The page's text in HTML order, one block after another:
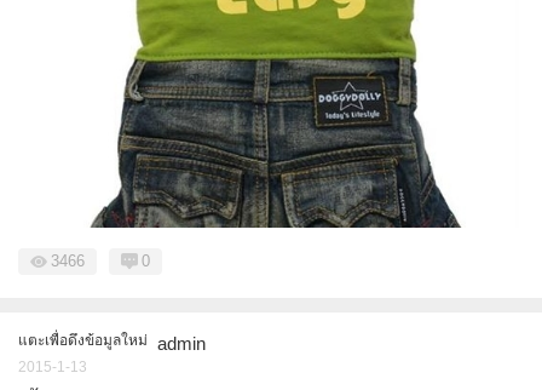
3466 0
แตะเพื่อดึงข้อมูลใหม่ admin
2015-1-13